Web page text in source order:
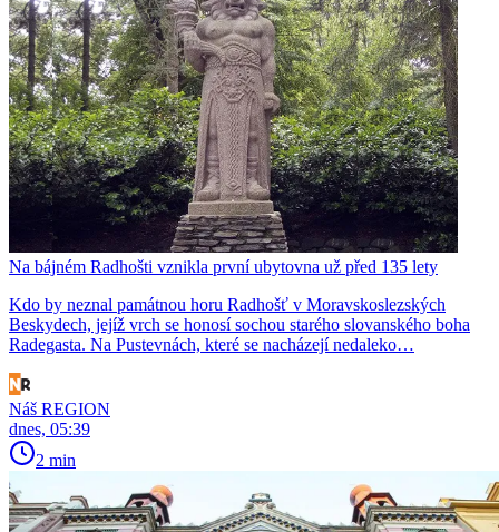
Na bájném Radhošti vznikla první ubytovna už před 135 lety
Kdo by neznal památnou horu Radhošť v Moravskoslezských
Beskydech, jejíž vrch se honosí sochou starého slovanského boha
Radegasta. Na Pustevnách, které se nacházejí nedaleko…
Náš REGION
dnes, 05:39
2 min